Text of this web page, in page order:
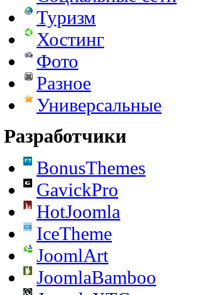
Туризм
Хостинг
Фото
Разное
Универсальные
Разработчики
BonusThemes
GavickPro
HotJoomla
IceTheme
JoomlArt
JoomlaBamboo